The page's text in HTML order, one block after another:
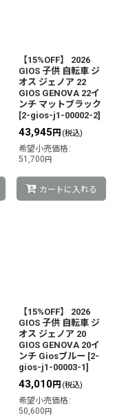
【15%OFF】 2026
GIOS 子供 自転車 ジ
オス ジェノア 22
GIOS GENOVA 22イ
ンチ マットブラック
[2-gios-j1-00002-2]
43,945 円 (税込)
希望小売価格 :
51,700円
カートに入れる
【15%OFF】 2026
GIOS 子供 自転車 ジ
オス ジェノア 20
GIOS GENOVA 20イ
ンチ Giosブルー [2-
gios-j1-00003-1]
43,010円 (税込)
希望小売価格 :
50,600円